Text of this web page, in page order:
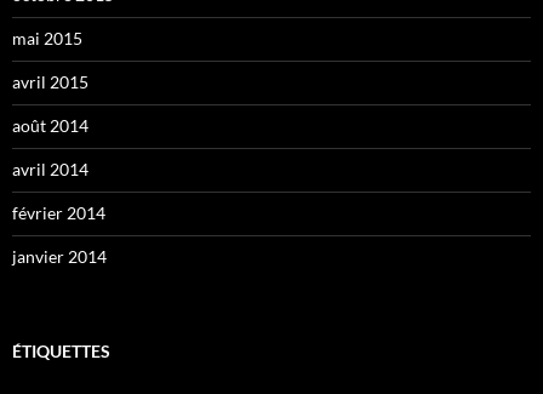
mai 2015
avril 2015
août 2014
avril 2014
février 2014
janvier 2014
ÉTIQUETTES